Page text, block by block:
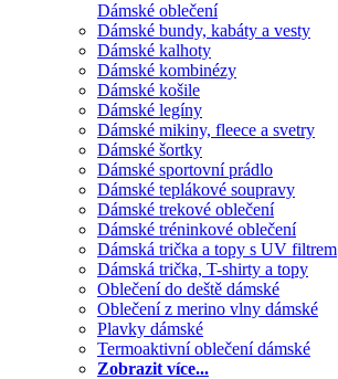
Dámské oblečení
Dámské bundy, kabáty a vesty
Dámské kalhoty
Dámské kombinézy
Dámské košile
Dámské legíny
Dámské mikiny, fleece a svetry
Dámské šortky
Dámské sportovní prádlo
Dámské teplákové soupravy
Dámské trekové oblečení
Dámské tréninkové oblečení
Dámská trička a topy s UV filtrem
Dámská trička, T-shirty a topy
Oblečení do deště dámské
Oblečení z merino vlny dámské
Plavky dámské
Termoaktivní oblečení dámské
Zobrazit více...